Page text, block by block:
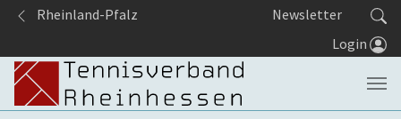
Springe zum Seiteninhalt
Rheinland-Pfalz
Newsletter
Login